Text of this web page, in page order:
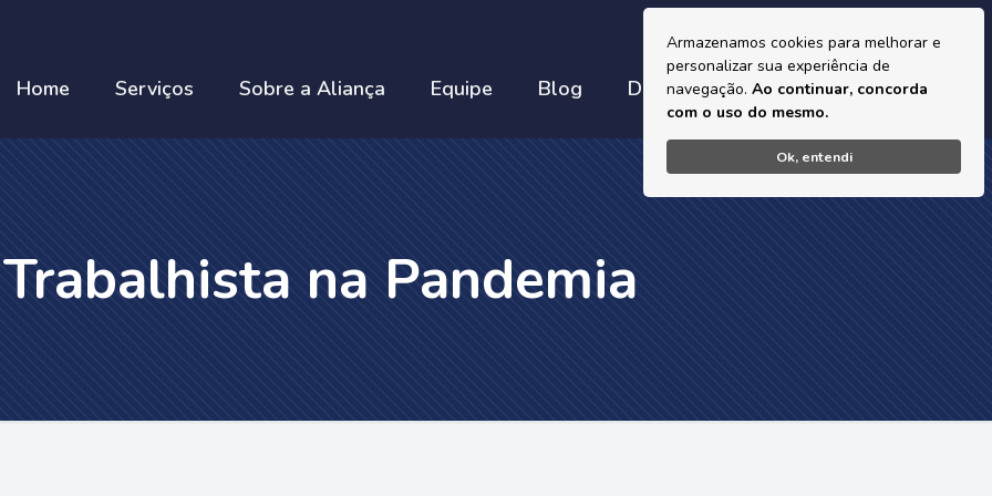
Armazenamos cookies para melhorar e
personalizar sua experiência de
navegação. Ao continuar, concorda
com o uso do mesmo.
Ok, entendi
Home Serviços Sobre a Aliança Equipe Blog Dúvidas? Entre em Contato
na Pandemia